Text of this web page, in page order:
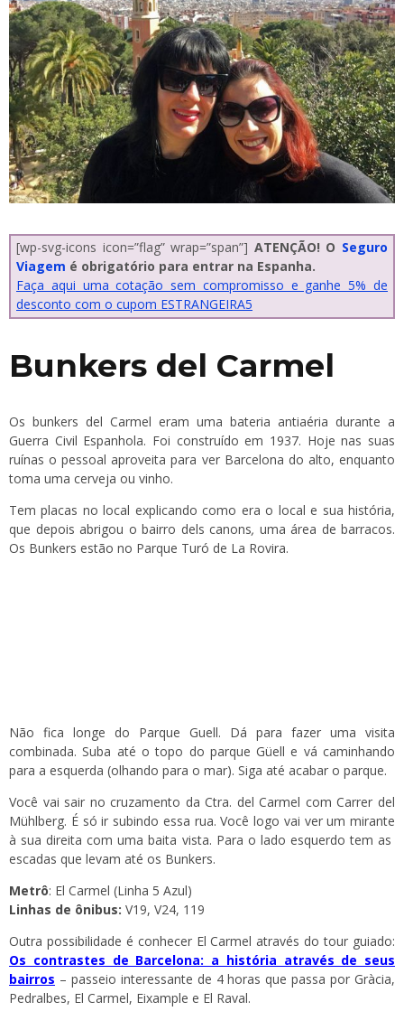
[wp-svg-icons icon=”flag” wrap=”span”] ATENÇÃO! O Seguro
Viagem é obrigatório para entrar na Espanha.
Faça aqui uma cotação sem compromisso e ganhe 5% de
desconto com o cupom ESTRANGEIRA5
Bunkers del Carmel
Os bunkers del Carmel eram uma bateria antiaéria durante a
Guerra Civil Espanhola. Foi construído em 1937. Hoje nas suas
ruínas o pessoal aproveita para ver Barcelona do alto, enquanto
toma uma cerveja ou vinho.
Tem placas no local explicando como era o local e sua história,
que depois abrigou o bairro dels canons, uma área de barracos.
Os Bunkers estão no Parque Turó de La Rovira.
Não fica longe do Parque Guell. Dá para fazer uma visita
combinada. Suba até o topo do parque Güell e vá caminhando
para a esquerda (olhando para o mar). Siga até acabar o parque.
Você vai sair no cruzamento da Ctra. del Carmel com Carrer del
Mühlberg. É só ir subindo essa rua. Você logo vai ver um mirante
à sua direita com uma baita vista. Para o lado esquerdo tem as
escadas que levam até os Bunkers.
Metrô: El Carmel (Linha 5 Azul)
Linhas de ônibus: V19, V24, 119
Outra possibilidade é conhecer El Carmel através do tour guiado:
Os contrastes de Barcelona: a história através de seus
bairros – passeio interessante de 4 horas que passa por Gràcia,
Pedralbes, El Carmel, Eixample e El Raval.